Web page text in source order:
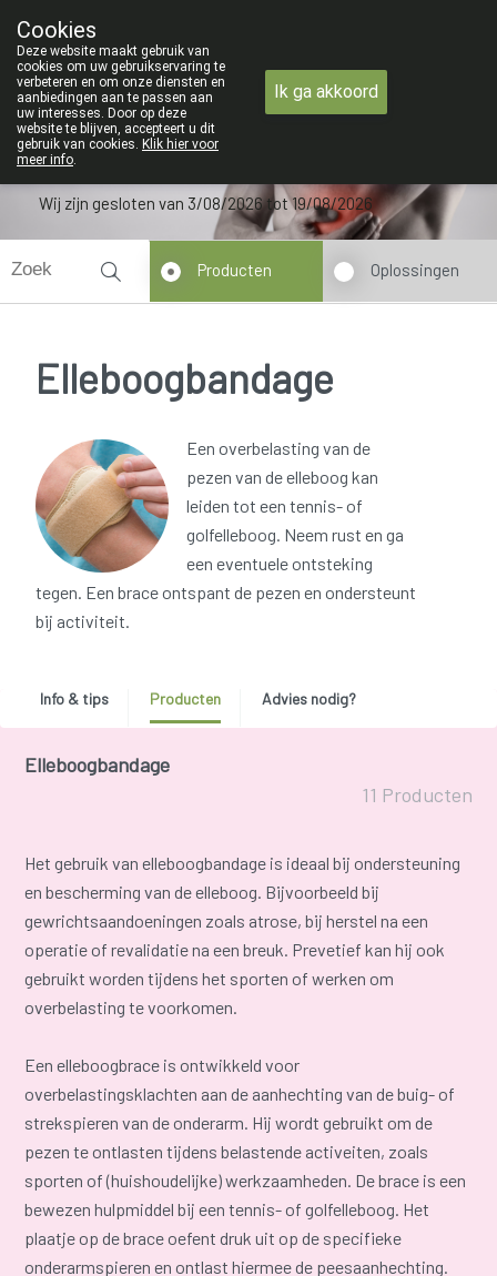
09 228 32 36
Wij zijn gesloten van 3/08/2026 tot 19/08/2026
Producten Oplossingen
Elleboogbandage
Een overbelasting van de
pezen van de elleboog kan
leiden tot een tennis- of
golfelleboog. Neem rust en ga
een eventuele ontsteking
tegen. Een brace ontspant de pezen en ondersteunt
bij activiteit.
Info & tips Producten Advies nodig?
Elleboogbandage
11 Producten
Het gebruik van elleboogbandage is ideaal bij ondersteuning
en bescherming van de elleboog. Bijvoorbeeld bij
gewrichtsaandoeningen zoals atrose, bij herstel na een
operatie of revalidatie na een breuk. Prevetief kan hij ook
gebruikt worden tijdens het sporten of werken om
overbelasting te voorkomen.
Een elleboogbrace is ontwikkeld voor
overbelastingsklachten aan de aanhechting van de buig- of
strekspieren van de onderarm. Hij wordt gebruikt om de
pezen te ontlasten tijdens belastende activeiten, zoals
sporten of (huishoudelijke) werkzaamheden. De brace is een
bewezen hulpmiddel bij een tennis- of golfelleboog. Het
plaatje op de brace oefent druk uit op de specifieke
onderarmspieren en ontlast hiermee de peesaanhechting.
Cookies
Deze website maakt gebruik van
cookies om uw gebruikservaring te
verbeteren en om onze diensten en
aanbiedingen aan te passen aan
uw interesses. Door op deze
website te blijven, accepteert u dit
gebruik van cookies. Klik hier voor
meer info.
Ik ga akkoord